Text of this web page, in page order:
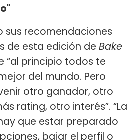
sus recomendaciones
de esta edición de Bake
“al principio todos te
del mundo. Pero
otro ganador, otro
rating, otro interés”. “La
que estar preparado
bajar el perfil o